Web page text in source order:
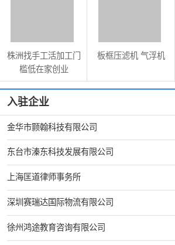
株洲找手工活加工门
槛低在家创业
板框压滤机 气浮机
入驻企业
金华市颢翰科技有限公司
东台市溱东科技发展有限公司
上海匡道律师事务所
深圳赛瑞达国际物流有限公司
徐州鸿途教育咨询有限公司